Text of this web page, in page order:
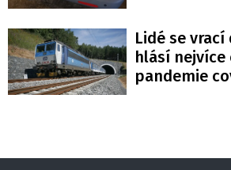
Lidé se vrací
hlásí
pandemie